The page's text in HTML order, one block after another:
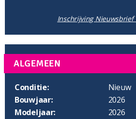
Inschrijving Nieuwsbrief
ALGEMEEN
Conditie:
Nieuw
Bouwjaar:
2026
Modeljaar:
2026